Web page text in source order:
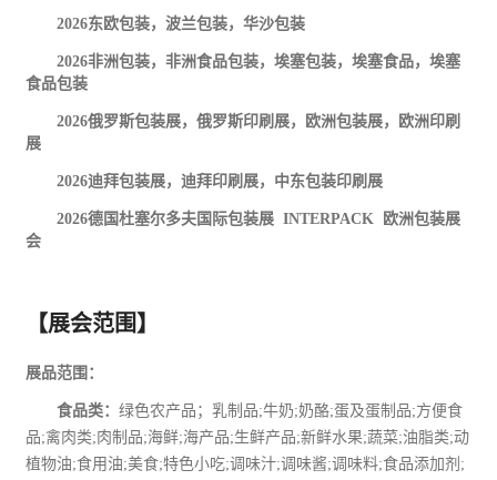
2026东欧包装，波兰包装，华沙包装
2026非洲包装，非洲食品包装，埃塞包装，埃塞食品，埃塞
食品包装
2026俄罗斯包装展，俄罗斯印刷展，欧洲包装展，欧洲印刷
展
2026迪拜包装展，迪拜印刷展，中东包装印刷展
2026德国杜塞尔多夫国际包装展 INTERPACK
欧洲包装展
会
【展会范围】
展品范围：
食品类：绿色农产品；乳制品;牛奶;奶酪;蛋及蛋制品;方便食
品;禽肉类; 肉制品;海鲜;海产品;生鲜产品;新鲜水果;蔬菜;油脂类;动
植物油;食用油;美食;特色小吃;调味汁;调味酱;调味料;食品添加剂 ;